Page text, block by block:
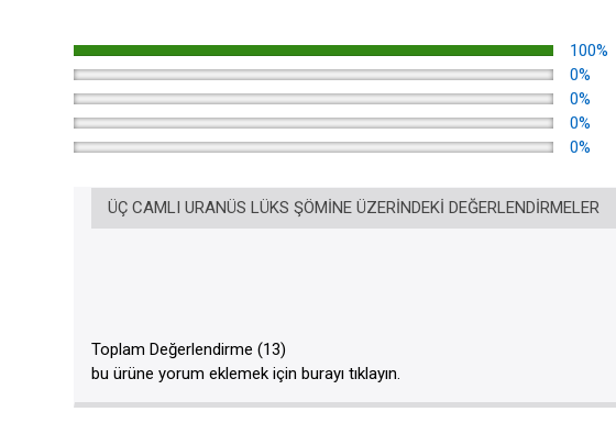
100%
0%
0%
0%
0%
ÜÇ CAMLI URANÜS LÜKS ŞÖMINE ÜZERINDEKI DEĞERLENDIRMELER
Toplam Değerlendirme (13)
bu ürüne yorum eklemek için burayı tıklayın.